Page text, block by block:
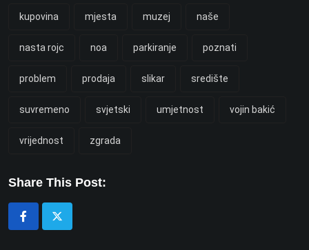
kupovina mjesta muzej naše
nasta rojc noa parkiranje poznati
problem prodaja slikar središte
suvremeno svjetski umjetnost vojin bakić
vrijednost zgrada
Share This Post: